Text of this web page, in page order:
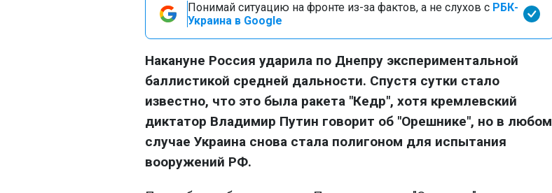
Понимай ситуацию на фронте из-за фактов, а не слухов с РБК-
Украина в Google
Накануне Россия ударила по Днепру экспериментальной
баллистикой средней дальности. Спустя сутки стало
известно, что это была ракета "Кедр", хотя кремлевский
диктатор Владимир Путин говорит об "Орешнике", но в любом
случае Украина снова стала полигоном для испытания
вооружений РФ.